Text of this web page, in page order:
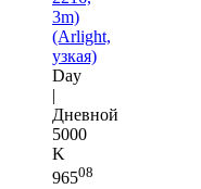
3m)
(Arlight,
узкая)
Day
|
Дневной
5000
K
96508